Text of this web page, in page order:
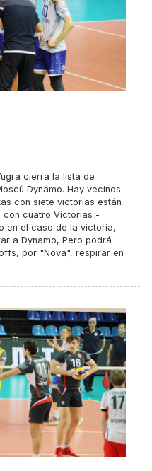
cierra la lista de
Dynamo. Hay vecinos
con siete victorias están
con cuatro Victorias -
en el caso de la victoria,
a Dynamo, Pero podrá
por "Nova", respirar en